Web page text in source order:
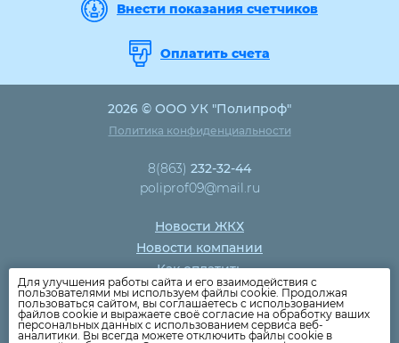
Внести показания счетчиков
Оплатить счета
2026 © ООО УК "Полипроф"
Политика конфиденциальности
8(863) 232-32-44
poliprof09@mail.ru
Новости ЖКХ
Новости компании
Как оплатить
Дома
Раскрытие информации
Вопросы
Для улучшения работы сайта и его взаимодействия с
пользователями мы используем файлы cookie. Продолжая
пользоваться сайтом, вы соглашаетесь с использованием
файлов cookie и выражаете своё согласие на обработку ваших
персональных данных с использованием сервиса веб-
аналитики. Вы всегда можете отключить файлы cookie в